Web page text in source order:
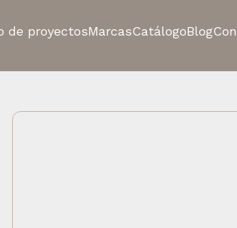
de proyectosMarcasCatálogoBlog